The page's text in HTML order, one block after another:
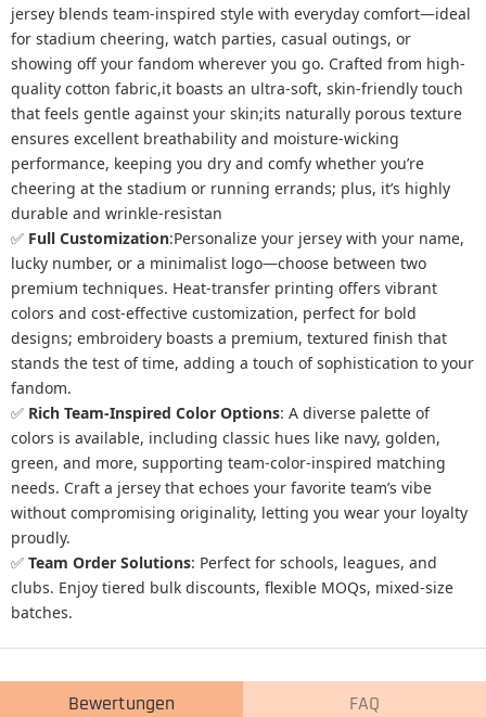
jersey blends team-inspired style with everyday comfort—ideal
for stadium cheering, watch parties, casual outings, or
showing off your fandom wherever you go. Crafted from high-
quality cotton fabric,it boasts an ultra-soft, skin-friendly touch
that feels gentle against your skin;its naturally porous texture
ensures excellent breathability and moisture-wicking
performance, keeping you dry and comfy whether you’re
cheering at the stadium or running errands; plus, it’s highly
durable and wrinkle-resistan
✅ Full Customization:Personalize your jersey with your name,
lucky number, or a minimalist logo—choose between two
premium techniques. Heat-transfer printing offers vibrant
colors and cost-effective customization, perfect for bold
designs; embroidery boasts a premium, textured finish that
stands the test of time, adding a touch of sophistication to your
fandom.
✅ Rich Team-Inspired Color Options: A diverse palette of
colors is available, including classic hues like navy, golden,
green, and more, supporting team-color-inspired matching
needs. Craft a jersey that echoes your favorite team’s vibe
without compromising originality, letting you wear your loyalty
proudly.
✅ Team Order Solutions: Perfect for schools, leagues, and
clubs. Enjoy tiered bulk discounts, flexible MOQs, mixed-size
batches.
Bewertungen FAQ